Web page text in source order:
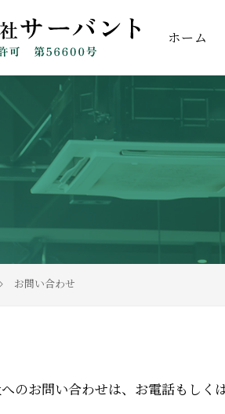
ホーム
お問い合わせ
のお問い合わせは、お電話もしく